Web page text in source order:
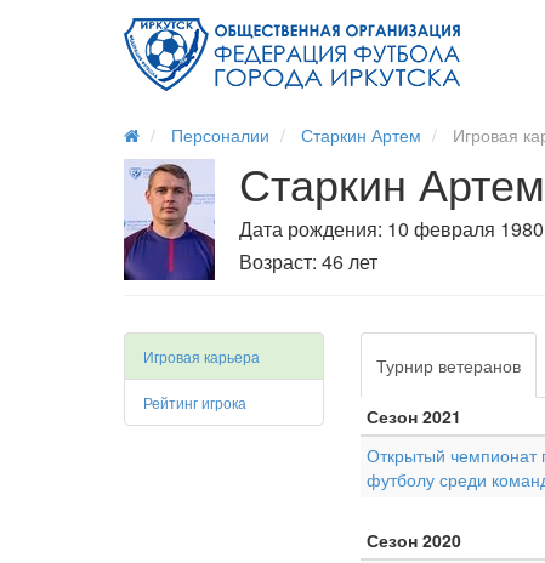
Персоналии Старкин Артем Игровая
Старкин
Дата рождения: 10 февраля 1980
Возраст: 46 лет
Игровая карьера
Рейтинг игрока
Турнир ветеранов
Сезон 2021
Открытый чемпионат
футболу среди
Сезон 2020